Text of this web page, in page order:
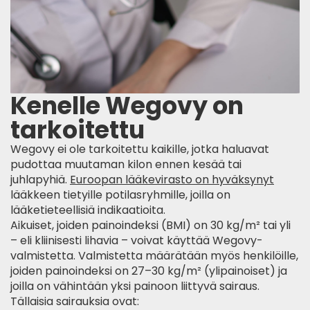
Kenelle Wegovy on
tarkoitettu
Wegovy ei ole tarkoitettu kaikille, jotka haluavat
pudottaa muutaman kilon ennen kesää tai
juhlapyhiä. Euroopan lääkevirasto on hyväksynyt
lääkkeen tietyille potilasryhmille, joilla on
lääketieteellisiä indikaatioita.
Aikuiset, joiden painoindeksi (BMI) on 30 kg/m² tai yli
– eli kliinisesti lihavia – voivat käyttää Wegovy-
valmistetta. Valmistetta määrätään myös henkilöille,
joiden painoindeksi on 27–30 kg/m² (ylipainoiset) ja
joilla on vähintään yksi painoon liittyvä sairaus.
Tällaisia sairauksia ovat: